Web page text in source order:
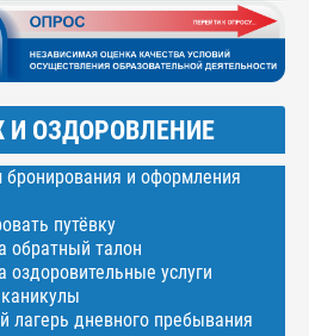
И ОЗДОРОВЛЕНИЕ
бронирования и оформления
путёвку
обратный талон
оздоровительные услуги
лагерь дневного пребывания